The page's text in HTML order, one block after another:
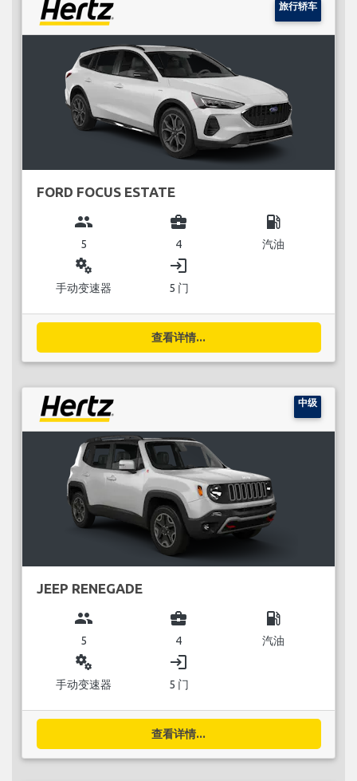
旅行轿车
FORD FOCUS ESTATE
group
5
business_center
4
local_gas_station
汽油
miscellaneous_services
手动变速器
login
5 门
查看详情...
中级
JEEP RENEGADE
group
5
business_center
4
local_gas_station
汽油
miscellaneous_services
手动变速器
login
5 门
查看详情...